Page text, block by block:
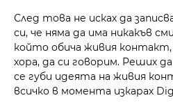
След това не исках да
си, че няма да има никакъв
който обича живия
хора, да си говорим. Реших
се губи идеята на живия
всичко в момента изкарах